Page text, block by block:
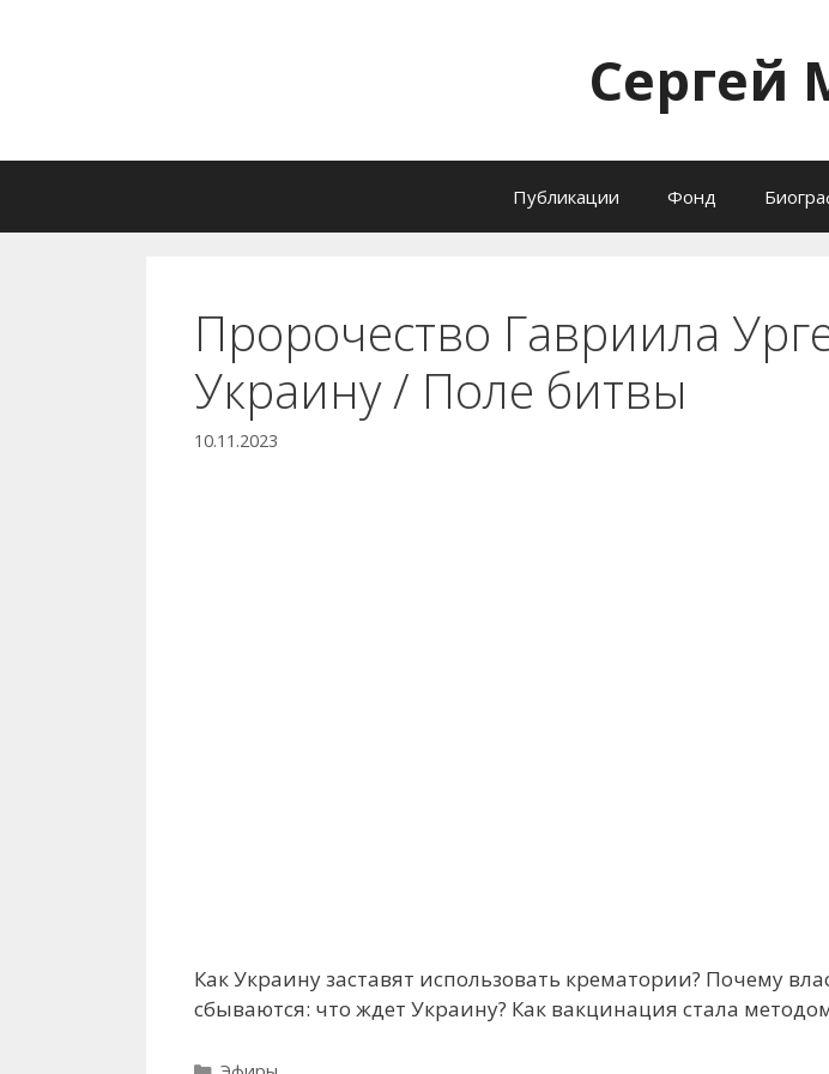
Сергей
Публикации Фонд
Пророчество Гавриила
Украину / Поле битвы
10.11.2023
Как Украину заставят использовать крематории? Почему
сбываются: что ждет Украину? Как вакцинация стала
Рубрики